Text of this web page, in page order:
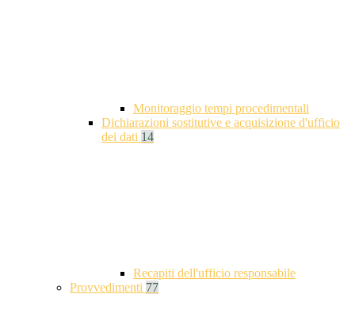
Monitoraggio tempi procedimentali
Dichiarazioni sostitutive e acquisizione d'ufficio
dei dati 14
Recapiti dell'ufficio responsabile
Provvedimenti 77